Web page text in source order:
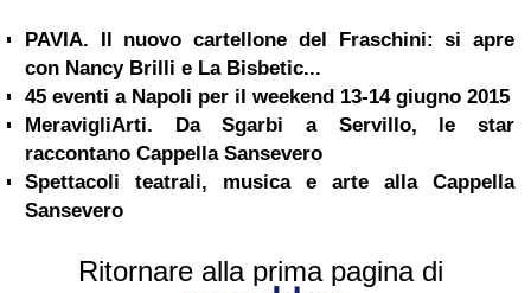
PAVIA. Il nuovo cartellone del Fraschini: si apre
con Nancy Brilli e La Bisbetic...
45 eventi a Napoli per il weekend 13-14 giugno 2015
MeravigliArti. Da Sgarbi a Servillo, le star
raccontano Cappella Sansevero
Spettacoli teatrali, musica e arte alla Cappella
Sansevero
Ritornare alla prima pagina di